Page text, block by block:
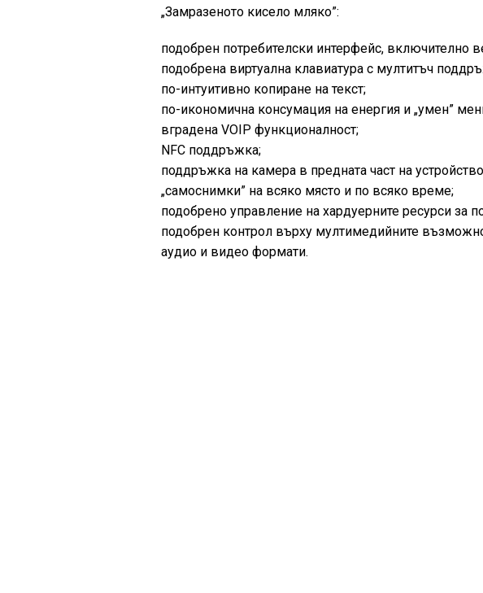
„Замразеното кисело мляко”:
подобрен потребителски интерфейс, включително
подобрена виртуална клавиатура с мултитъч
по-интуитивно копиране на текст;
по-икономична консумация на енергия и „умен”
вградена VOIP функционалност;
NFC поддръжка;
поддръжка на камера в предната част на
„самоснимки” на всяко място и по всяко време;
подобрено управление на хардуерните ресурси за
подобрен контрол върху мултимедийните
аудио и видео формати.